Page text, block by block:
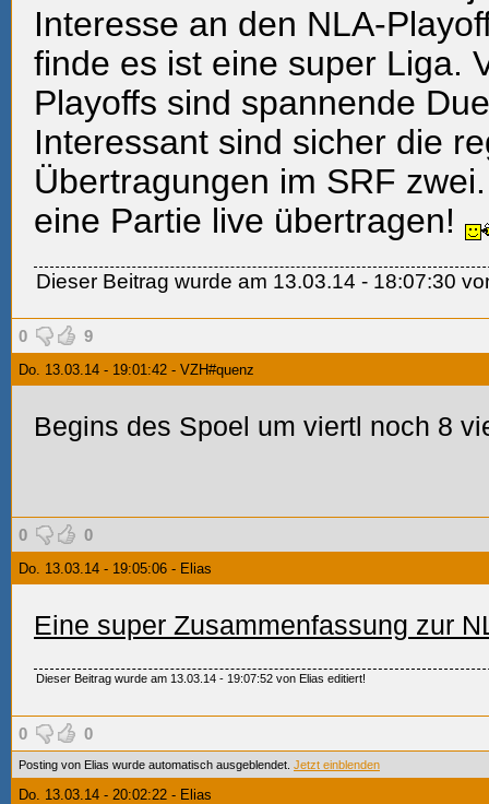
Interesse an den NLA-
finde es ist eine super Liga.
Playoffs sind spannende
Interessant sind sicher die
Übertragungen im SRF
eine Partie live übertragen!
Dieser Beitrag wurde am 13.03.14 - 18:07:30
0 9
Do. 13.03.14 - 19:01:42 - VZH#quenz
Begins des Spoel um viertl noch 8
0 0
Do. 13.03.14 - 19:05:06 - Elias
Eine super Zusammenfassung zur
Dieser Beitrag wurde am 13.03.14 - 19:07:52 von Elias editiert!
0 0
Posting von Elias wurde automatisch ausgeblendet. Jetzt einblenden
Do. 13.03.14 - 20:02:22 - Elias